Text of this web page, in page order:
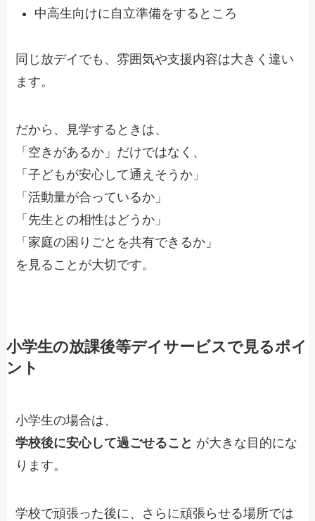
中高生向けに自立準備をするところ
同じ放デイでも、雰囲気や支援内容は大きく違い
ます。
だから、見学するときは、
「空きがあるか」だけではなく、
「子どもが安心して通えそうか」
「活動量が合っているか」
「先生との相性はどうか」
「家庭の困りごとを共有できるか」
を見ることが大切です。
小学生の放課後等デイサービスで見るポイ
ント
小学生の場合は、
学校後に安心して過ごせること が大きな目的にな
ります。
学校で頑張った後に、さらに頑張らせる場所では